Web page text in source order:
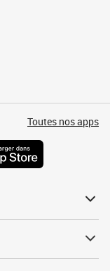
Toutes nos apps